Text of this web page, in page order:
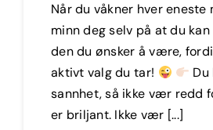
Når du våkner hver eneste
minn deg selv på at du
den du ønsker å være,
aktivt valg du tar!
sannhet, så ikke vær redd
er briljant. Ikke vær [...]